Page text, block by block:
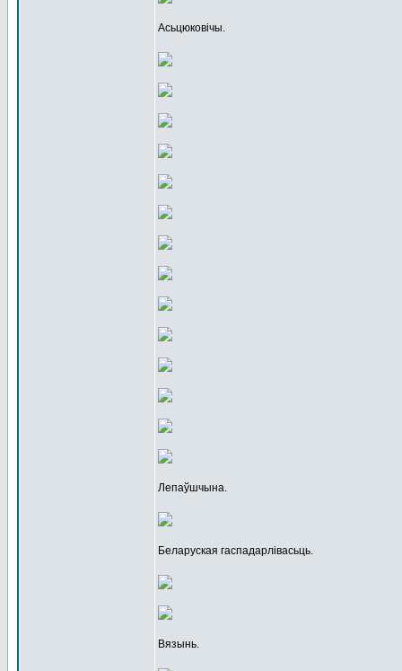
Асьцюковічы.
Лепаўшчына.
Беларуская гаспадарлівасьць.
Вязынь.